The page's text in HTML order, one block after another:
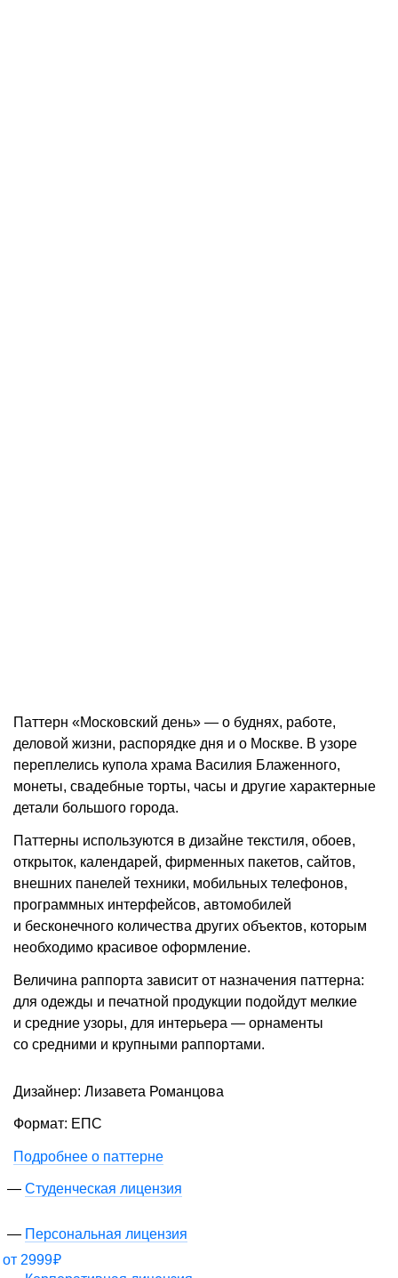
Паттерн «Московский день» — о буднях, работе,
деловой жизни, распорядке дня и о Москве. В узоре
переплелись купола храма Василия Блаженного,
монеты, свадебные торты, часы и другие характерные
детали большого города.
Паттерны используются в дизайне текстиля, обоев,
открыток, календарей, фирменных пакетов, сайтов,
внешних панелей техники, мобильных телефонов,
программных интерфейсов, автомобилей
и бесконечного количества других объектов, которым
необходимо красивое оформление.
Величина раппорта зависит от назначения паттерна:
для одежды и печатной продукции подойдут мелкие
и средние узоры, для интерьера — орнаменты
со средними и крупными раппортами.
Дизайнер: Лизавета Романцова
Формат: ЕПС
Подробнее о паттерне
Студенческая лицензия
Персональная лицензия
от 2999₽